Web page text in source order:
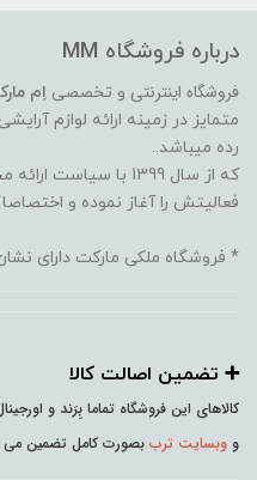
درباره فروشگاه MM
فروشگاه اینترنتی و تخصصی اِم
متمایز در زمینه ارائه لوازم
رده میباشد..
که از سال 1399 با
فعالیتش را آغاز نموده و
* فروشگاه ملکی مارکت دارای
➕️ تضمین اصالت کالا
کالاهای این فروشگاه تماما بِرَند و
و وبسایت ترب بصورت کامل تضمین